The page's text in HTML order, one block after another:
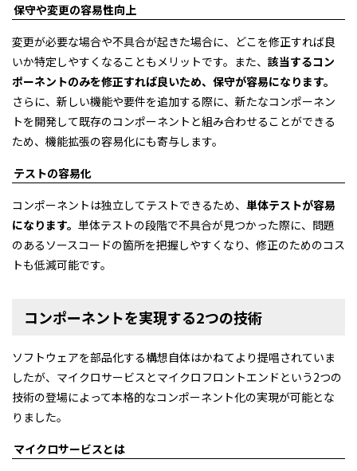
保守や変更の容易性向上
変更が必要な場合や不具合が起きた場合に、どこを修正すれば良
いか特定しやすくなることもメリットです。また、 該当するコン
ポーネントのみを修正すれば良いため、保守が容易になります。
さらに、新しい機能や要件を追加する際に、新たなコンポーネン
トを開発して既存のコンポーネントと組み合わせることができる
ため、機能拡張の容易化にも寄与します。
テストの容易化
コンポーネントは独立してテストできるため、 単体テストが容易
になります。 単体テストの段階で不具合が見つかった際に、問題
のあるソースコードの箇所を把握しやすくなり、修正のためのコス
トも低減可能です。
コンポーネントを実現する2つの技術
ソフトウェアを部品化する構想自体はかねてより提唱されていま
したが、マイクロサービスとマイクロフロントエンドという2つの
技術の登場によって本格的なコンポーネント化の実現が可能とな
りました。
マイクロサービスとは